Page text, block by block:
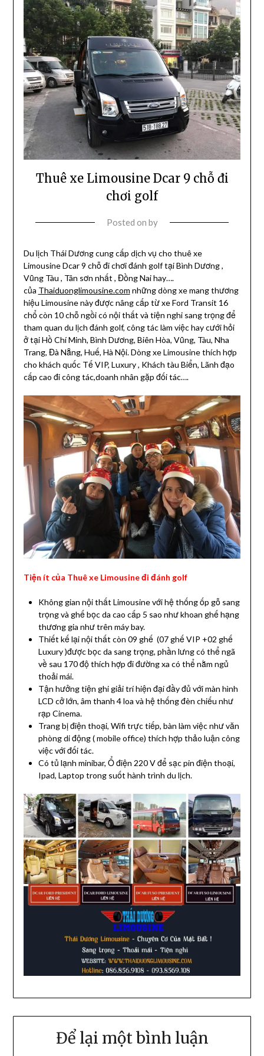
Thuê xe Limousine Dcar 9 chỗ đi
chơi golf
Posted on by
Du lịch Thái Dương cung cấp dịch vụ cho thuê xe
Limousine Dcar 9 chỗ đi chơi đánh golf tại Bình Dương ,
Vũng Tàu , Tân sơn nhất , Đồng Nai hay….
của Thaiduonglimousine.com những dòng xe mang thương
hiệu Limousine này được nâng cấp từ xe Ford Transit 16
chổ còn 10 chỗ ngồi có nội thất và tiện nghi sang trọng để
tham quan du lịch đánh golf, công tác làm việc hay cưới hỏi
ở tại Hồ Chí Minh, Bình Dương, Biên Hòa, Vũng, Tàu, Nha
Trang, Đà Nẵng, Huế, Hà Nội. Dòng xe Limousine thích hợp
cho khách quốc Tế VIP, Luxury , Khách tàu Biển, Lãnh đạo
cấp cao đi công tác,doanh nhân gặp đối tác….
Tiện ít của Thuê xe Limousine đi đánh golf
Không gian nội thất Limousine với hệ thống ốp gỗ sang
trọng và ghế bọc da cao cấp 5 sao như khoan ghế hạng
thương gia như trên máy bay.
Thiết kế lại nội thất còn 09 ghế (07 ghế VIP +02 ghế
Luxury )được bọc da sang trọng, phần lưng có thể ngã
về sau 170 độ thích hợp đi đường xa có thể nằm ngủ
thoải mái.
Tận hưởng tiện ghi giải trí hiện đại đầy đủ với màn hình
LCD cở lớn, âm thanh 4 loa và hệ thống đèn chiếu như
rạp Cinema.
Trang bị điện thoại, Wifi trực tiếp, bàn làm việc như văn
phòng di động ( mobile office) thích hợp thảo luận công
việc với đối tác.
Có tủ lạnh minibar, Ổ điện 220 V để sạc pin điện thoại,
Ipad, Laptop trong suốt hành trình du lịch.
Để lại một bình luận